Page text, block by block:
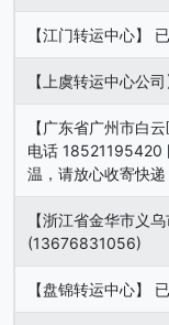
【江门转运中心】
【上虞转运中心公
【广东省广州市白
电话 18521195420
温，请放心收寄快
【浙江省金华市义
(13676831056)
【盘锦转运中心】